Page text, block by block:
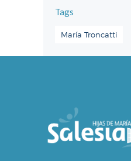
Tags
María Troncatti